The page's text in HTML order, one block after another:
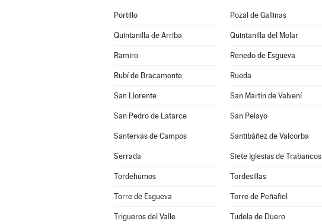
Portillo Pozal de Gallinas
Quintanilla de Arriba Quintanilla del Molar
Ramiro Renedo de Esgueva
Rubí de Bracamonte Rueda
San Llorente San Martín de Valvení
San Pedro de Latarce San Pelayo
Santervás de Campos Santibáñez de Valcorba
Serrada Siete Iglesias de Trabancos
Tordehumos Tordesillas
Torre de Esgueva Torre de Peñafiel
Trigueros del Valle Tudela de Duero